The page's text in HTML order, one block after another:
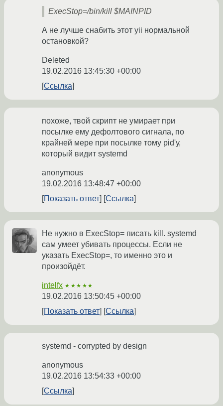
ExecStop=/bin/kill $MAINPID
А не лучше снабить этот yii нормальной
остановкой?
Deleted
19.02.2016 13:45:30 +00:00
Ссылка
похоже, твой скрипт не умирает при
посылке ему дефолтового сигнала, по
крайней мере при посылке тому pid'у,
который видит systemd
anonymous
19.02.2016 13:48:47 +00:00
Показать ответ
Ссылка
Не нужно в ExecStop= писать kill. systemd
сам умеет убивать процессы. Если не
указать ExecStop=, то именно это и
произойдёт.
intelfx ★★★★★
19.02.2016 13:50:45 +00:00
Показать ответ
Ссылка
systemd - corrypted by design
anonymous
19.02.2016 13:54:33 +00:00
Ссылка